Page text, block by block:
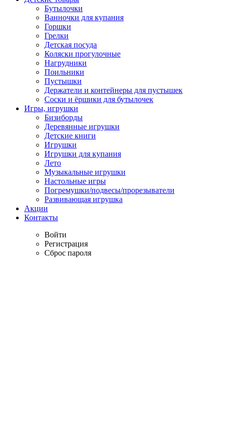
Бутылочки
Ванночки для купания
Горшки
Грелки
Детская посуда
Коляски прогулочные
Нагрудники
Поильники
Пустышки
Держатели и контейнеры для пустышек
Соски и ёршики для бутылочек
Игры, игрушки
Бизиборды
Деревянные игрушки
Детские книги
Игрушки
Игрушки для купания
Лето
Музыкальные игрушки
Настольные игры
Погремушки/подвесы/прорезыватели
Развивающая игрушка
Акции
Контакты
Войти
Регистрация
Сброс пароля